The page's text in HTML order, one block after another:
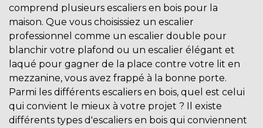
comprend plusieurs escaliers en bois pour la
maison. Que vous choisissiez un escalier
professionnel comme un escalier double pour
blanchir votre plafond ou un escalier élégant et
laqué pour gagner de la place contre votre lit en
mezzanine, vous avez frappé à la bonne porte.
Parmi les différents escaliers en bois, quel est celui
qui convient le mieux à votre projet ? Il existe
différents types d'escaliers en bois qui conviennent